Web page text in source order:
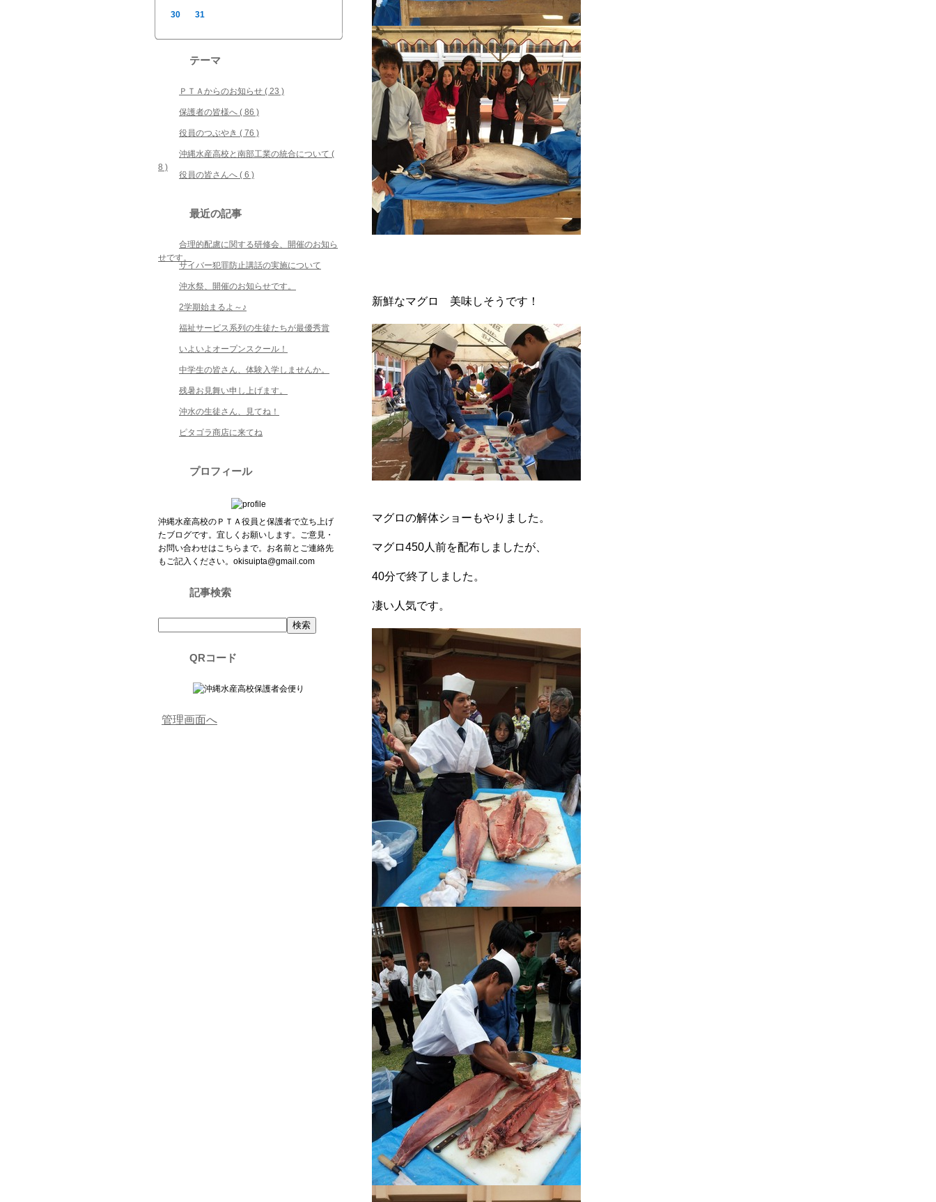
新鮮なマグロ 美味しそうです！
マグロの解体ショーもやりました。
マグロ450人前を配布しましたが、
40分で終了しました。
凄い人気です。
30 31
テーマ
ＰＴＡからのお知らせ ( 23 )
保護者の皆様へ ( 86 )
役員のつぶやき ( 76 )
沖縄水産高校と南部工業の統合について (
8 )
役員の皆さんへ ( 6 )
最近の記事
合理的配慮に関する研修会、開催のお知ら
せです。
サイバー犯罪防止講話の実施について
沖水祭、開催のお知らせです。
2学期始まるよ～♪
福祉サービス系列の生徒たちが最優秀賞
いよいよオープンスクール！
中学生の皆さん、体験入学しませんか。
残暑お見舞い申し上げます。
沖水の生徒さん、見てね！
ピタゴラ商店に来てね
プロフィール
沖縄水産高校のＰＴＡ役員と保護者で立ち上げ
たブログです。宜しくお願いします。ご意見・
お問い合わせはこちらまで。お名前とご連絡先
もご記入ください。okisuipta@gmail.com
記事検索
QRコード
管理画面へ